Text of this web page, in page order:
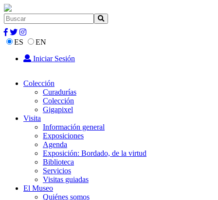
ES
EN
Iniciar Sesión
Colección
Curadurías
Colección
Gigapixel
Visita
Información general
Exposiciones
Agenda
Exposición: Bordado, de la virtud
Biblioteca
Servicios
Visitas guiadas
El Museo
Quiénes somos